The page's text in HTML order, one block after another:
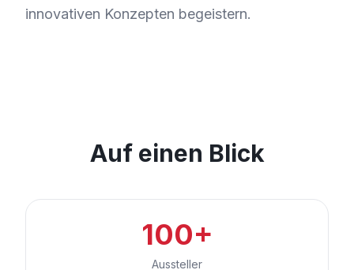
innovativen Konzepten begeistern.
Auf einen Blick
100+
Aussteller